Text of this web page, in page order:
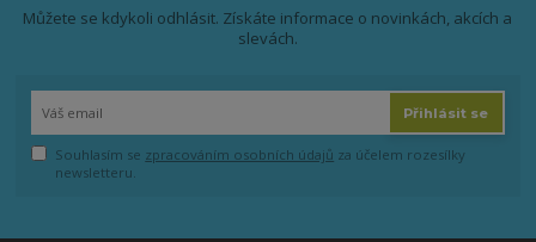
Můžete se kdykoli odhlásit. Získáte informace o novinkách, akcích a
slevách.
Přihlásit se
Souhlasím se zpracováním osobních údajů za účelem rozesílky
newsletteru.